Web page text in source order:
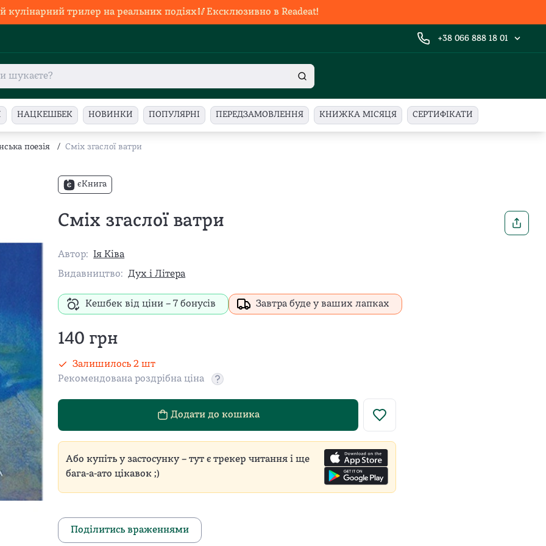
кулінарний трилер на реальних подіях🥢Ексклюзивно в Readeat!
+38 066 888 18 01
НАЦКЕШБЕК НОВИНКИ ПОПУЛЯРНІ ПЕРЕДЗАМОВЛЕННЯ КНИЖКА МІСЯЦЯ СЕРТИФІКАТИ
поезія / Сміх згаслої ватри
єКнига
Сміх згаслої ватри
Автор:
Ія Ківа
Видавництво: Дух і Літера
Кешбек від ціни –7 бонусів Завтра буде у ваших лапках
140 грн
Залишилось2 шт
Рекомендована роздрібна ціна
Додати до кошика
Або купіть у застосунку – тут є трекер читання і ще
бага-а-ато цікавок ;)
Поділитись враженнями